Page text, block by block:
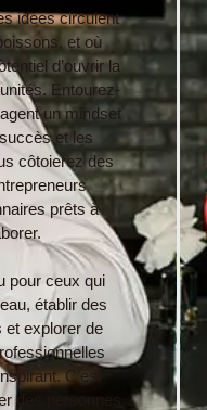
idées circulent
et où
d’ouvrir la
Entourez-
un mindset
et les
côtoierez des
prêts à
pour ceux qui
établir des
et explorer de
C’est
des personnes